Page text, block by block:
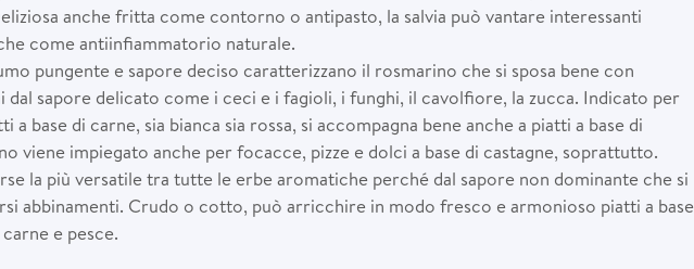
anche fritta come contorno o antipasto, la salvia può vantare interessanti
come antiinfiammatorio naturale.
pungente e sapore deciso caratterizzano il rosmarino che si sposa bene con
dal sapore delicato come i ceci e i fagioli, i funghi, il cavolfiore, la zucca. Indicato per
a base di carne, sia bianca sia rossa, si accompagna bene anche a piatti a base di
viene impiegato anche per focacce, pizze e dolci a base di castagne, soprattutto.
la più versatile tra tutte le erbe aromatiche perché dal sapore non dominante che si
abbinamenti. Crudo o cotto, può arricchire in modo fresco e armonioso piatti a base
e pesce.